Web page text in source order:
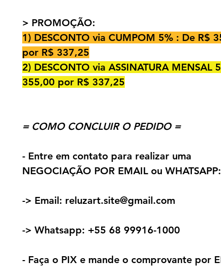
> PROMOÇÃO:
1) DESCONTO via CUMPOM 5% : De R$
por R$ 337,25
2) DESCONTO via ASSINATURA MENSAL
355,00 por R$ 337,25
= COMO CONCLUIR O PEDIDO =
- Entre em contato para realizar uma
NEGOCIAÇÃO POR EMAIL ou WHATSAPP:
-> Email: reluzart.site@gmail.com
-> Whatsapp: +55 68 99916-1000
- Faça o PIX e mande o comprovante por